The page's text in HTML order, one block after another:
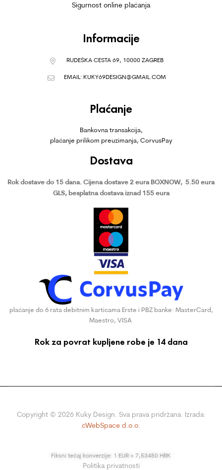
Sigurnost online plaćanja
Informacije
RUDEŠKA CESTA 69, 10000 ZAGREB
EMAIL: KUKY69DESIGN@GMAIL.COM
Plaćanje
Bankovna transakcija,
plaćanje prilikom preuzimanja, CorvusPay
Dostava
Rok dostave do 15 dana.Cijena dostave 2 eura BOXNOW, 5.50 eura
GLS, besplatna dostava iznad 155 eura
plaćanje do 6 rata debitnim karticama Erste i PBZ banke: MasterCard,
Maestro, VISA
Rok za povrat kupljene robe je 14 dana
Copyright © 2026Kuky Design. Sva prava pridržana. Izrada:
cWebSpace d.o.o.
Fiksni tečaj konverzije: 1 EUR = 7,53450 HRK
Politika privatnosti